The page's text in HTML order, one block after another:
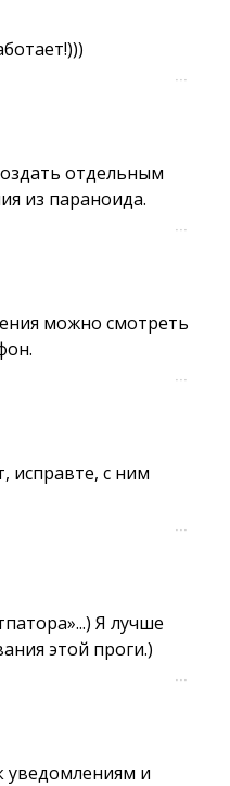
···
отдельным
из параноида.
···
можно смотреть
···
исправте, с ним
···
Я лучше
этой проги.)
···
уведомлениям и